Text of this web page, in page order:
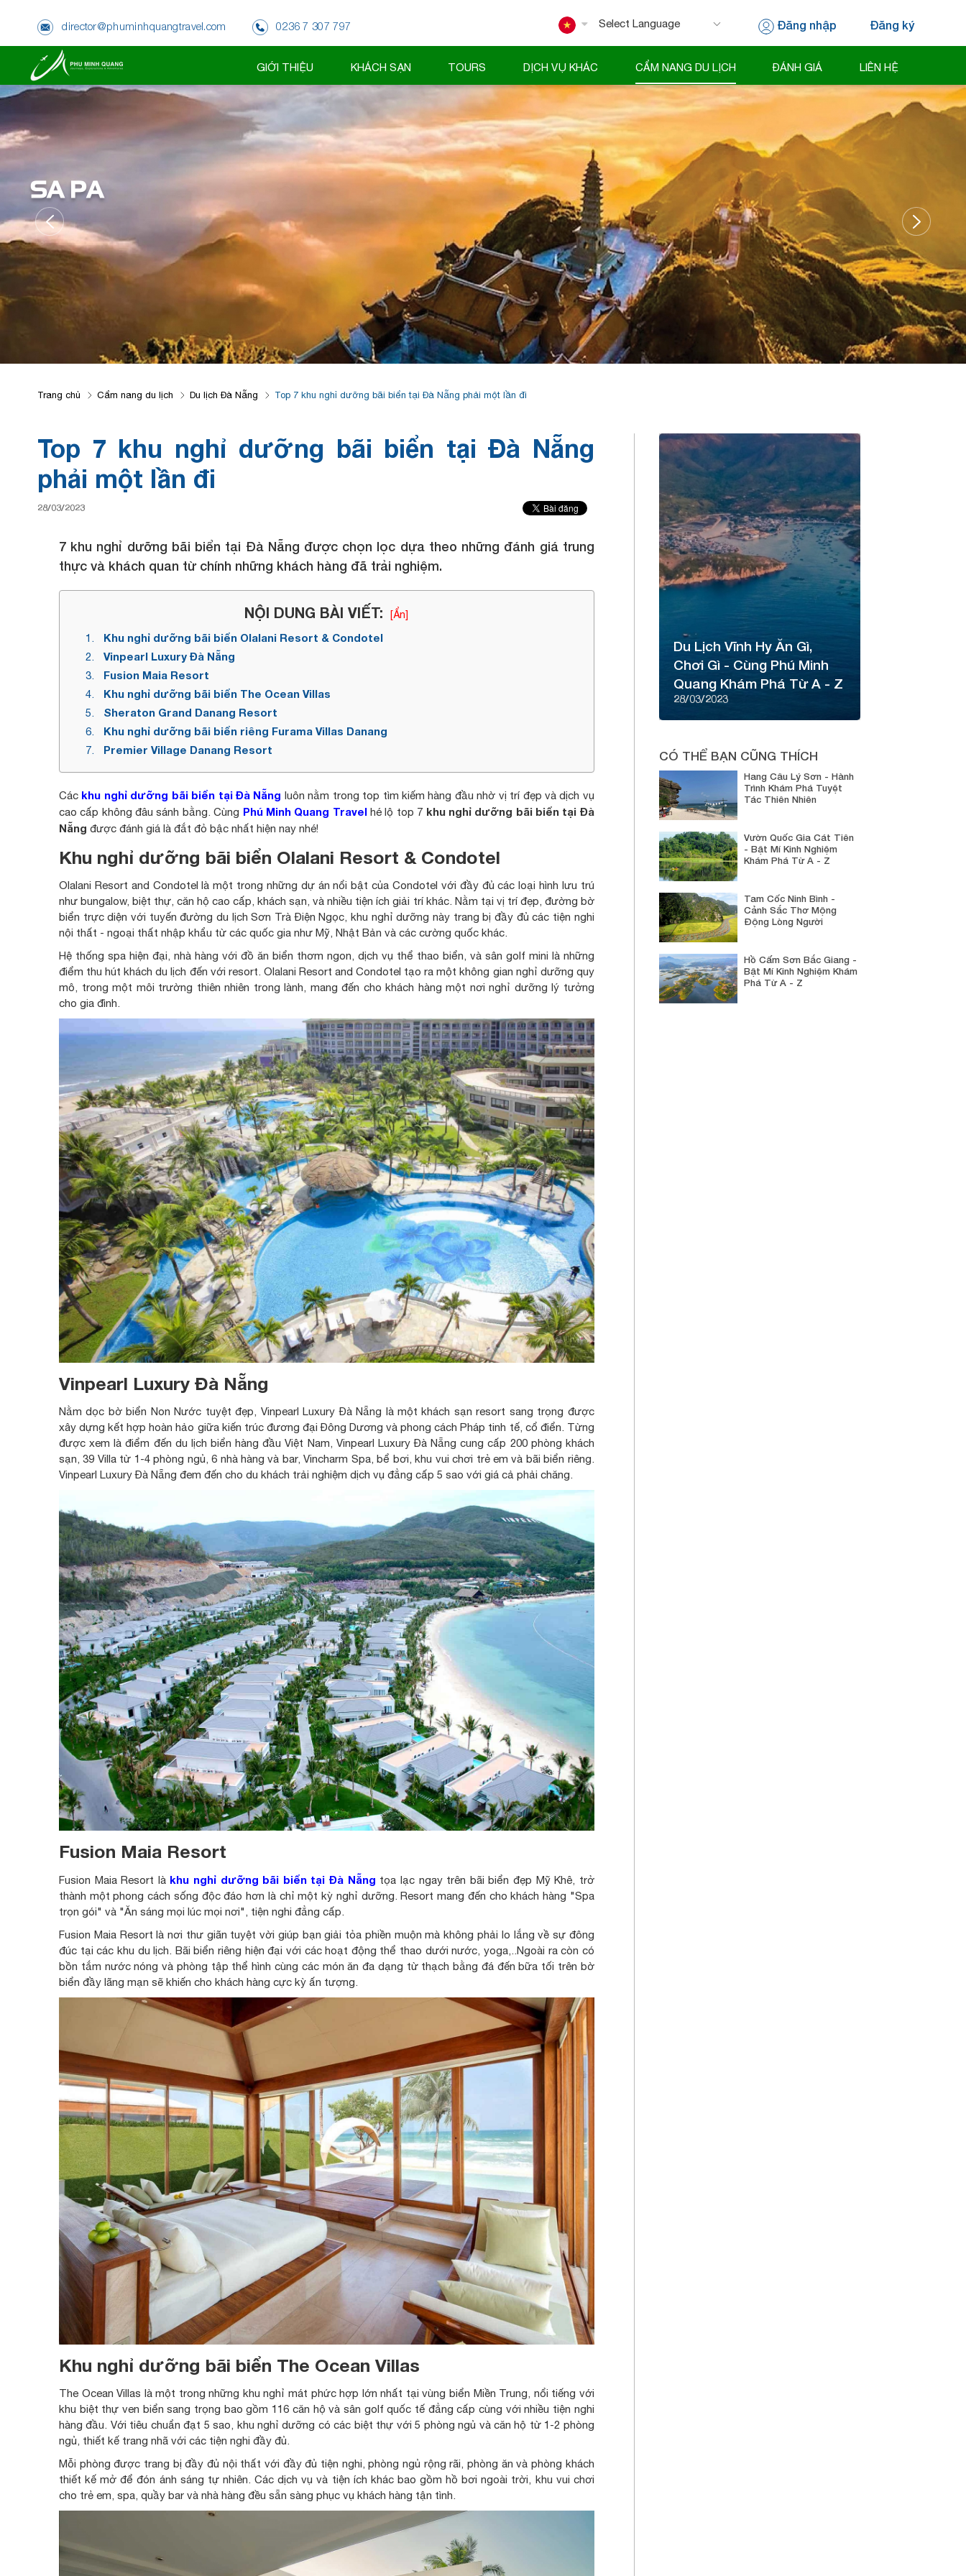
director@phuminhquangtravel.com 0236 7 307 797 Đăng nhập Đăng ký
GIỚI THIỆU KHÁCH SẠN TOURS DỊCH VỤ KHÁC CẨM NANG DU LỊCH ĐÁNH GIÁ LIÊN HỆ
ĐÀ NẴNG
Trang chủ Cẩm nang du lịch Du lịch Đà Nẵng Top 7 khu nghỉ dưỡng bãi biển tại Đà Nẵng phải một lần đi
Top 7 khu nghỉ dưỡng bãi biển tại Đà Nẵng
phải một lần đi
28/03/2023
7 khu nghỉ dưỡng bãi biển tại Đà Nẵng được chọn lọc dựa theo những đánh giá trung
thực và khách quan từ chính những khách hàng đã trải nghiệm.
NỘI DUNG BÀI VIẾT: [Ẩn]
Khu nghỉ dưỡng bãi biển Olalani Resort & Condotel
Vinpearl Luxury Đà Nẵng
Fusion Maia Resort
Khu nghỉ dưỡng bãi biển The Ocean Villas
Sheraton Grand Danang Resort
Khu nghỉ dưỡng bãi biển riêng Furama Villas Danang
Premier Village Danang Resort
Các khu nghỉ dưỡng bãi biển tại Đà Nẵng luôn nằm trong top tìm kiếm hàng đầu nhờ vị trí đẹp và dịch vụ
cao cấp không đâu sánh bằng. Cùng Phú Minh Quang Travelhé lộ top 7 khu nghỉ dưỡng bãi biển tại Đà
Nẵng được đánh giá là đắt đỏ bậc nhất hiện nay nhé!
Khu nghỉ dưỡng bãi biển Olalani Resort & Condotel
Olalani Resort and Condotel là một trong những dự án nổi bật của Condotel với đầy đủ các loại hình lưu trú
như bungalow, biệt thự, căn hộ cao cấp, khách sạn, và nhiều tiện ích giải trí khác. Nằm tại vị trí đẹp, đường bờ
biển trực diện với tuyến đường du lịch Sơn Trà Điện Ngọc, khu nghỉ dưỡng này trang bị đầy đủ các tiện nghi
nội thất - ngoại thất nhập khẩu từ các quốc gia như Mỹ, Nhật Bản và các cường quốc khác.
Hệ thống spa hiện đại, nhà hàng với đồ ăn biển thơm ngon, dịch vụ thể thao biển, và sân golf mini là những
điểm thu hút khách du lịch đến với resort. Olalani Resort and Condotel tạo ra một không gian nghỉ dưỡng quy
mô, trong một môi trường thiên nhiên trong lành, mang đến cho khách hàng một nơi nghỉ dưỡng lý tưởng
cho gia đình.
Vinpearl Luxury Đà Nẵng
Nằm dọc bờ biển Non Nước tuyệt đẹp, Vinpearl Luxury Đà Nẵng là một khách sạn resort sang trọng được
xây dựng kết hợp hoàn hảo giữa kiến ​​trúc đương đại Đông Dương và phong cách Pháp tinh tế, cổ điển. Từng
được xem là điểm đến du lịch biển hàng đầu Việt Nam, Vinpearl Luxury Đà Nẵng cung cấp 200 phòng khách
sạn, 39 Villa từ 1-4 phòng ngủ, 6 nhà hàng và bar, Vincharm Spa, bể bơi, khu vui chơi trẻ em và bãi biển riêng.
Vinpearl Luxury Đà Nẵng đem đến cho du khách trải nghiệm dịch vụ đẳng cấp 5 sao với giá cả phải chăng.
Fusion Maia Resort
Fusion Maia Resort là khu nghỉ dưỡng bãi biển tại Đà Nẵng tọa lạc ngay trên bãi biển đẹp Mỹ Khê, trở
thành một phong cách sống độc đáo hơn là chỉ một kỳ nghỉ dưỡng. Resort mang đến cho khách hàng "Spa
trọn gói" và "Ăn sáng mọi lúc mọi nơi", tiện nghi đẳng cấp.
Fusion Maia Resort là nơi thư giãn tuyệt vời giúp bạn giải tỏa phiền muộn mà không phải lo lắng về sự đông
đúc tại các khu du lịch. Bãi biển riêng hiện đại với các hoạt động thể thao dưới nước, yoga,..Ngoài ra còn có
bồn tắm nước nóng và phòng tập thể hình cùng các món ăn đa dạng từ thạch bằng đá đến bữa tối trên bờ
biển đầy lãng mạn sẽ khiến cho khách hàng cực kỳ ấn tượng.
Khu nghỉ dưỡng bãi biển The Ocean Villas
The Ocean Villas là một trong những khu nghỉ mát phức hợp lớn nhất tại vùng biển Miền Trung, nổi tiếng với
khu biệt thự ven biển sang trọng bao gồm 116 căn hộ và sân golf quốc tế đẳng cấp cùng với nhiều tiện nghi
hàng đầu. Với tiêu chuẩn đạt 5 sao, khu nghỉ dưỡng có các biệt thự với 5 phòng ngủ và căn hộ từ 1-2 phòng
ngủ, thiết kế trang nhã với các tiện nghi đầy đủ.
Mỗi phòng được trang bị đầy đủ nội thất với đầy đủ tiện nghi, phòng ngủ rộng rãi, phòng ăn và phòng khách
thiết kế mở để đón ánh sáng tự nhiên. Các dịch vụ và tiện ích khác bao gồm hồ bơi ngoài trời, khu vui chơi
cho trẻ em, spa, quầy bar và nhà hàng đều sẵn sàng phục vụ khách hàng tận tình.
Du Lịch Vĩnh Hy Ăn Gì,
Chơi Gì - Cùng Phú Minh
Quang Khám Phá Từ A - Z
28/03/2023
CÓ THỂ BẠN CŨNG THÍCH
Hang Câu Lý Sơn - Hành
Trình Khám Phá Tuyệt
Tác Thiên Nhiên
Vườn Quốc Gia Cát Tiên
- Bật Mí Kinh Nghiệm
Khám Phá Từ A - Z
Tam Cốc Ninh Bình -
Cảnh Sắc Thơ Mộng
Động Lòng Người
Hồ Cấm Sơn Bắc Giang -
Bật Mí Kinh Nghiệm Khám
Phá Từ A - Z